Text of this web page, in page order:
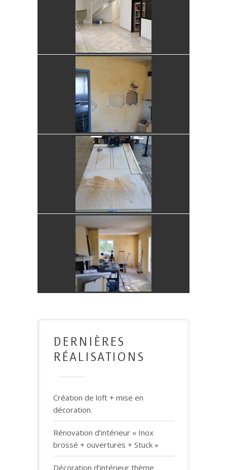
DERNIÈRES
RÉALISATIONS
Création de loft + mise en
décoration.
Rénovation d’intérieur « Inox
brossé + ouvertures + Stuck »
Décoration d’intérieur thème